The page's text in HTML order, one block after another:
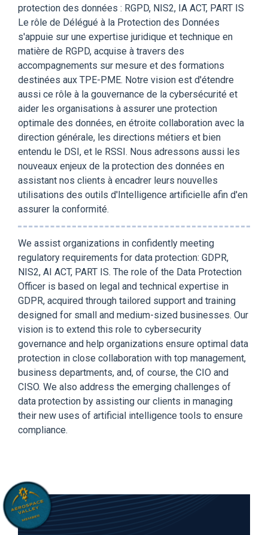
protection des données : RGPD, NIS2, IA ACT, PART IS
Le rôle de Délégué à la Protection des Données
s'appuie sur une expertise juridique et technique en
matière de RGPD, acquise à travers des
accompagnements sur mesure et des formations
destinées aux TPE-PME. Notre vision est d'étendre
aussi ce rôle à la gouvernance de la cybersécurité et
aider les organisations à assurer une protection
optimale des données, en étroite collaboration avec la
direction générale, les directions métiers et bien
entendu le DSI, et le RSSI. Nous adressons aussi les
nouveaux enjeux de la protection des données en
assistant nos clients à encadrer leurs nouvelles
utilisations des outils d'Intelligence artificielle afin d'en
assurer la conformité.
We assist organizations in confidently meeting
regulatory requirements for data protection: GDPR,
NIS2, AI ACT, PART IS. The role of the Data Protection
Officer is based on legal and technical expertise in
GDPR, acquired through tailored support and training
designed for small and medium-sized businesses. Our
vision is to extend this role to cybersecurity
governance and help organizations ensure optimal data
protection in close collaboration with top management,
business departments, and, of course, the CIO and
CISO. We also address the emerging challenges of
data protection by assisting our clients in managing
their new uses of artificial intelligence tools to ensure
compliance.